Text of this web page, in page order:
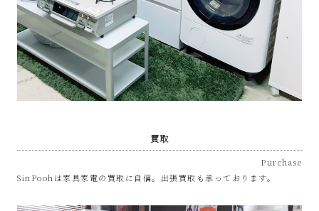
プ
あ
ま
買取
Purchase
SinPoohは家具家電の買取に自信。出張買取も承っております。